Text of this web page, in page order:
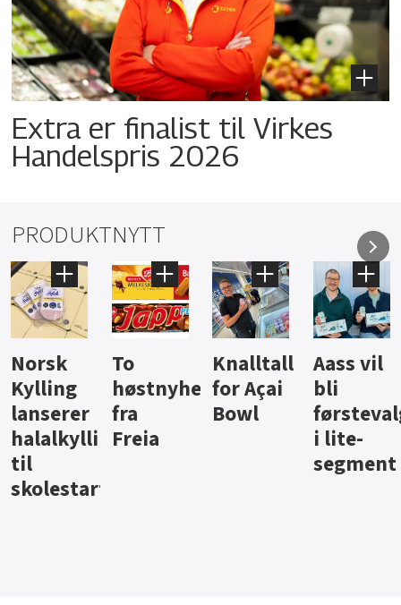
Extra er finalist til Virkes
Handelspris 2026
PRODUKTNYTT
Knalltall
for Açai
Bowl
Aass vil
bli
førstevalg
i lite-
Brus og
jus fra
Berentsen
Hard
iste fra
Hansa